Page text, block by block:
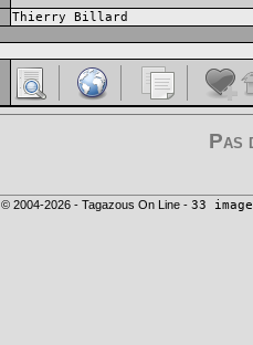
Thierry Billard
Pas
© 2004-2026 - Tagazous On Line - 33